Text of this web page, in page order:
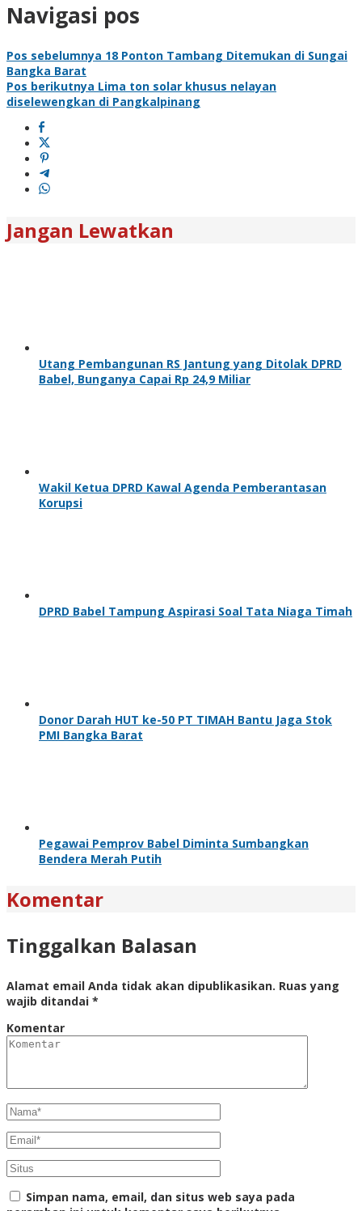
Navigasi pos
Pos sebelumnya 18 Ponton Tambang Ditemukan di Sungai
Bangka Barat
Pos berikutnya Lima ton solar khusus nelayan
diselewengkan di Pangkalpinang
Jangan Lewatkan
Utang Pembangunan RS Jantung yang Ditolak DPRD
Babel, Bunganya Capai Rp 24,9 Miliar
Wakil Ketua DPRD Kawal Agenda Pemberantasan
Korupsi
DPRD Babel Tampung Aspirasi Soal Tata Niaga Timah
Donor Darah HUT ke-50 PT TIMAH Bantu Jaga Stok
PMI Bangka Barat
Pegawai Pemprov Babel Diminta Sumbangkan
Bendera Merah Putih
Komentar
Tinggalkan Balasan
Alamat email Anda tidak akan dipublikasikan. Ruas yang
wajib ditandai *
Komentar
Simpan nama, email, dan situs web saya pada